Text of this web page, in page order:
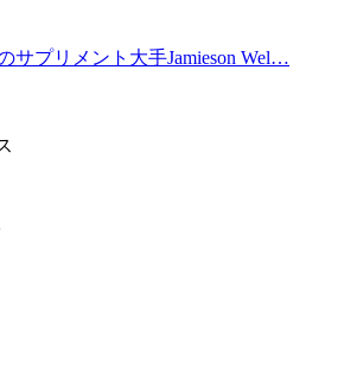
サプリメント大手Jamieson Wel…